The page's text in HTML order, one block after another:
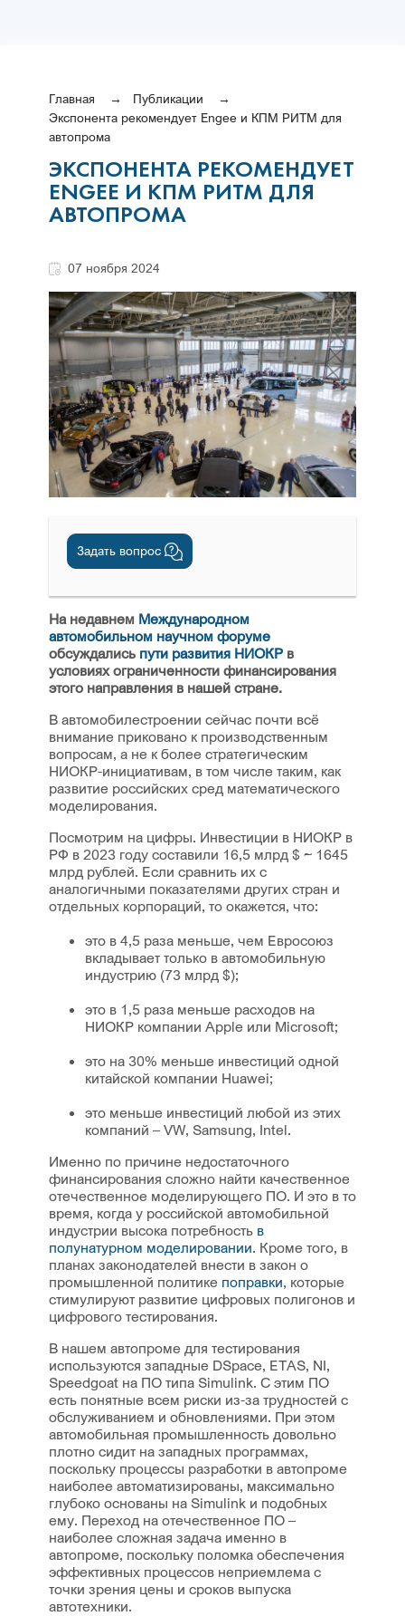
Главная
Публикации
Экспонента рекомендует Engee и КПМ РИТМ для
автопрома
ЭКСПОНЕНТА РЕКОМЕНДУЕТ
ENGEE И КПМ РИТМ ДЛЯ
АВТОПРОМА
07 ноября 2024
На недавнем Международном
автомобильном научном форуме
обсуждались пути развития НИОКР в
условиях ограниченности финансирования
этого направления в нашей стране.
В автомобилестроении сейчас почти всё
внимание приковано к производственным
вопросам, а не к более стратегическим
НИОКР-инициативам, в том числе таким, как
развитие российских сред математического
моделирования.
Посмотрим на цифры. Инвестиции в НИОКР в
РФ в 2023 году составили 16,5 млрд $ ~ 1645
млрд рублей. Если сравнить их с
аналогичными показателями других стран и
отдельных корпораций, то окажется, что:
это в 4,5 раза меньше, чем Евросоюз
вкладывает только в автомобильную
индустрию (73 млрд $);
это в 1,5 раза меньше расходов на
НИОКР компании Apple или Microsoft;
это на 30% меньше инвестиций одной
китайской компании Huawei;
это меньше инвестиций любой из этих
компаний – VW, Samsung, Intel.
Именно по причине недостаточного
финансирования сложно найти качественное
отечественное моделирующего ПО. И это в то
время, когда у российской автомобильной
индустрии высока потребность в
полунатурном моделировании. Кроме того, в
планах законодателей внести в закон о
промышленной политике поправки, которые
стимулируют развитие цифровых полигонов и
цифрового тестирования.
В нашем автопроме для тестирования
используются западные DSpace, ETAS, NI,
Speedgoat на ПО типа Simulink. С этим ПО
есть понятные всем риски из-за трудностей с
обслуживанием и обновлениями. При этом
автомобильная промышленность довольно
плотно сидит на западных программах,
поскольку процессы разработки в автопроме
наиболее автоматизированы, максимально
глубоко основаны на Simulink и подобных
ему. Переход на отечественное ПО –
наиболее сложная задача именно в
автопроме, поскольку поломка обеспечения
эффективных процессов неприемлема с
точки зрения цены и сроков выпуска
автотехники.
Задать вопрос